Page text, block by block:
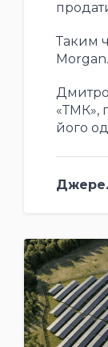
Таким
«ТМК»,
його